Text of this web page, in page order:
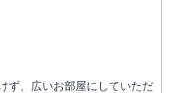
ず、広いお部屋にしていただ